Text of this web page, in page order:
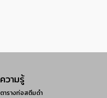
ความรู้
ตารางท่อสตีมดำ